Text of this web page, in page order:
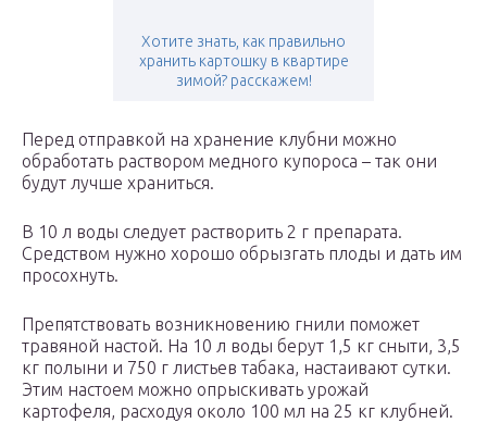
Хотите знать, как правильно
хранить картошку в квартире
зимой? расскажем!
Перед отправкой на хранение клубни можно
обработать раствором медного купороса – так они
будут лучше храниться.
В 10 л воды следует растворить 2 г препарата.
Средством нужно хорошо обрызгать плоды и дать им
просохнуть.
Препятствовать возникновению гнили поможет
травяной настой. На 10 л воды берут 1,5 кг сныти, 3,5
кг полыни и 750 г листьев табака, настаивают сутки.
Этим настоем можно опрыскивать урожай
картофеля, расходуя около 100 мл на 25 кг клубней.